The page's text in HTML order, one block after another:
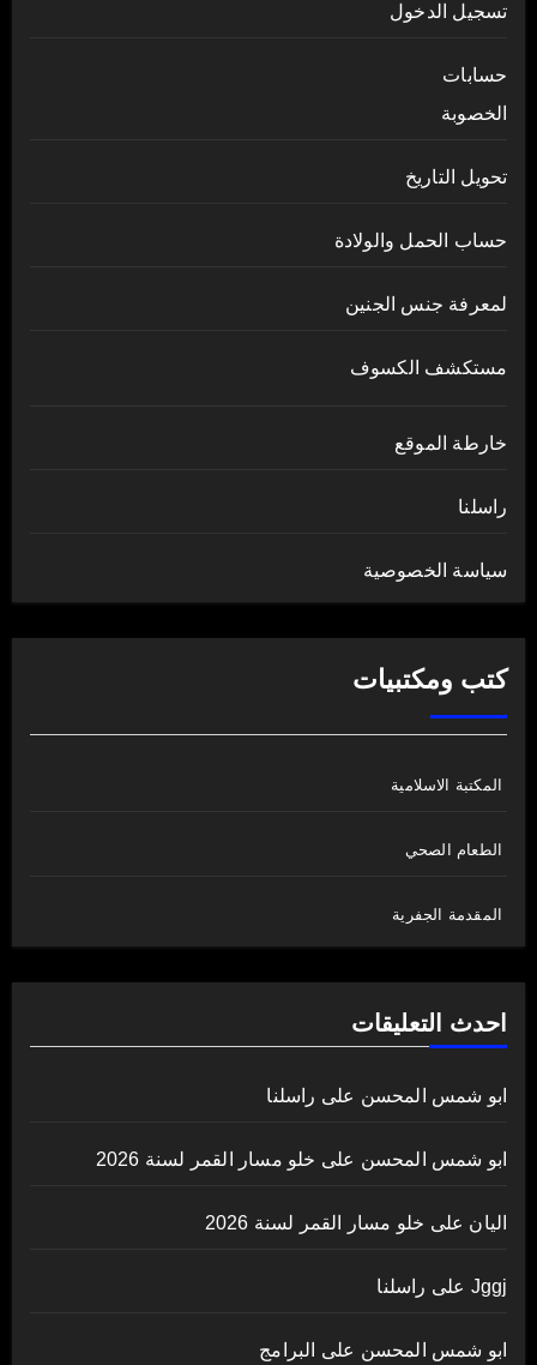
تسجيل الدخول
حسابات
الخصوبة
تحويل التاريخ
حساب الحمل والولادة
لمعرفة جنس الجنين
مستكشف الكسوف
خارطة الموقع
راسلنا
سياسة الخصوصية
كتب ومكتبيات
المكتبة الاسلامية
الطعام الصحي
المقدمة الجفرية
احدث التعليقات
ابو شمس المحسن على راسلنا
ابو شمس المحسن على خلو مسار القمر لسنة 2026
اليان على خلو مسار القمر لسنة 2026
Jggj على راسلنا
ابو شمس المحسن على البرامج